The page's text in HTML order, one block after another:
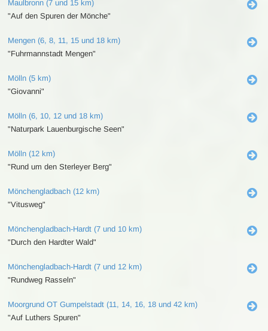
Maulbronn (7 und 15 km)
"Auf den Spuren der Mönche"
Mengen (6, 8, 11, 15 und 18 km)
"Fuhrmannstadt Mengen"
Mölln (5 km)
"Giovanni"
Mölln (6, 10, 12 und 18 km)
"Naturpark Lauenburgische Seen"
Mölln (12 km)
"Rund um den Sterleyer Berg"
Mönchengladbach (12 km)
"Vitusweg"
Mönchengladbach-Hardt (7 und 10 km)
"Durch den Hardter Wald"
Mönchengladbach-Hardt (7 und 12 km)
"Rundweg Rasseln"
Moorgrund OT Gumpelstadt (11, 14, 16, 18 und 42 km)
"Auf Luthers Spuren"